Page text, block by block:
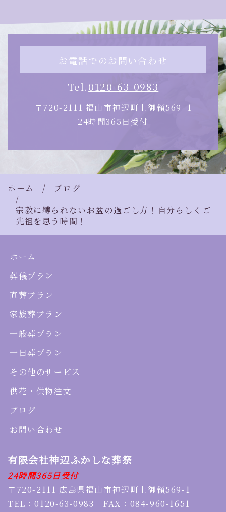
お電話でのお問い合わせ
Tel.0120-63-0983
〒720-2111 福山市神辺町上御領569−1
24時間365日受付
ホーム
ブログ
宗教に縛られないお盆の過ごし方！自分らしくご
先祖を思う時間！
ホーム
葬儀プラン
直葬プラン
家族葬プラン
一般葬プラン
一日葬プラン
その他のサービス
供花・供物注文
ブログ
お問い合わせ
有限会社神辺ふかしな葬祭
24時間365日受付
〒720-2111 広島県福山市神辺町上御領569-1
TEL：0120-63-0983 FAX：084-960-1651